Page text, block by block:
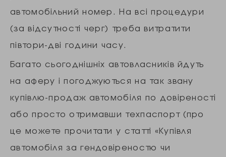
автомобільний номер. На всі процедури
(за відсутності черг) треба витратити
півтори-дві години часу.
Багато сьогоднішніх автовласників йдуть
на аферу і погоджуються на так звану
купівлю-продаж автомобіля по довіреності
або просто отримавши техпаспорт (про
це можете прочитати у статті «Купівля
автомобіля за гендовіреностю чи